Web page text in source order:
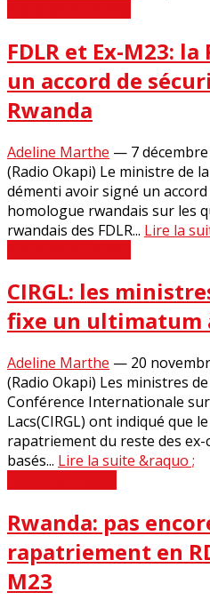
FDLR et Ex-M23: la
un accord de
Rwanda
Adeline Marthe — 7
(Radio Okapi) Le ministre de
démenti avoir signé un
homologue rwandais sur les
rwandais des FDLR... Lire la
CIRGL: les
fixe un ultimatum
Adeline Marthe — 20
(Radio Okapi) Les ministres
Conférence Internationale
Lacs(CIRGL) ont indiqué que
rapatriement du reste des
basés... Lire la suite &raquo ;
Rwanda: pas
rapatriement en
M23